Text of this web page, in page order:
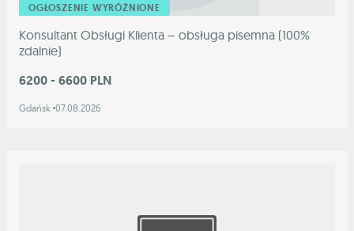
OGŁOSZENIE WYRÓŻNIONE
Konsultant Obsługi Klienta – obsługa pisemna (100%
zdalnie)
6200 - 6600 PLN
Gdańsk 07.08.2026